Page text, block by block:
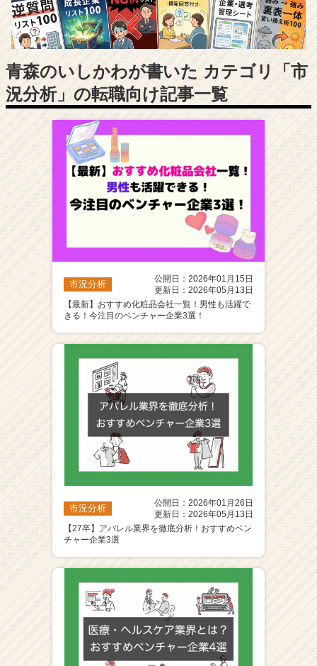
長
企
業
か
ら
ス
カ
ウ
ト
が
届
く
就
活
ト
チ
ャ
リ
ア
h
e
e
r
C
a
r
青森のいしかわが書いた カテゴリ「市
況分析」の転職向け記事一覧
市況分析
公開日：2026年01月15日
更新日：2026年05月13日
【最新】おすすめ化粧品会社一覧！男性も活躍で
きる！今注目のベンチャー企業3選！
市況分析
公開日：2026年01月26日
更新日：2026年05月13日
【27卒】アパレル業界を徹底分析！おすすめベン
チャー企業3選